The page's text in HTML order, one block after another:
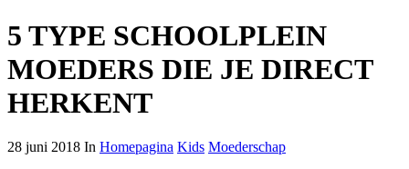
5 TYPE SCHOOLPLEIN
MOEDERS DIE JE DIRECT
HERKENT
28 juni 2018 In Homepagina Kids Moederschap